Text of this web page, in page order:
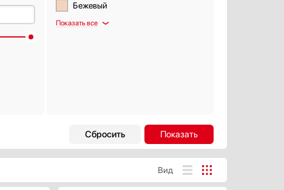
Бежевый
Показать все
Интервальная работа
Есть
Автоматическая регулировка
скорости
Вид